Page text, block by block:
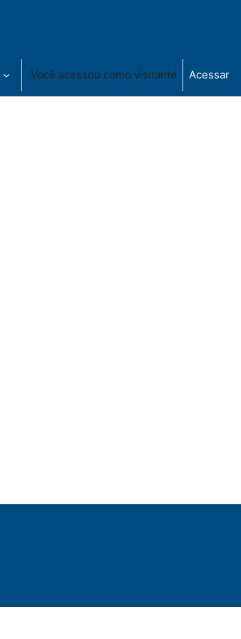
Você acessou como visitante Acessar